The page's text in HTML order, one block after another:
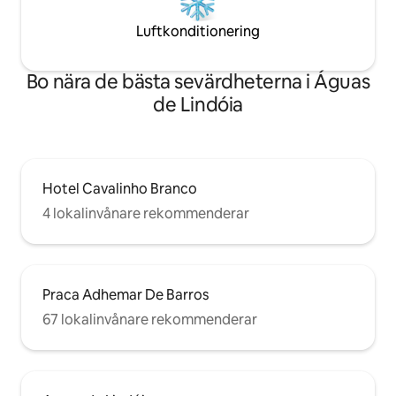
Luftkonditionering
Bo nära de bästa sevärdheterna i Águas
de Lindóia
Hotel Cavalinho Branco
4 lokalinvånare rekommenderar
Praca Adhemar De Barros
67 lokalinvånare rekommenderar